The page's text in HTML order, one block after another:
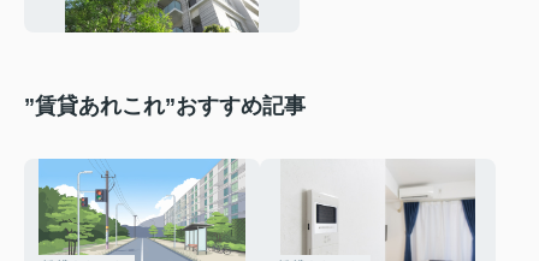
”賃貸あれこれ”おすすめ記事